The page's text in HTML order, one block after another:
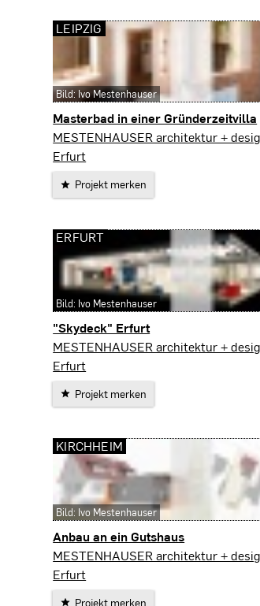
Masterbad in einer Gründerzeitvilla
Leipzig
MESTENHAUSER architektur +
Erfurt
Projekt merken
LEIPZIG
Bild: Ivo Mestenhauser
"Skydeck" Erfurt
Erfurt
MESTENHAUSER architektur +
Erfurt
Projekt merken
ERFURT
Bild: Ivo Mestenhauser
Anbau an ein Gutshaus
Kirchheim
MESTENHAUSER architektur +
Erfurt
Projekt merken
KIRCHHEIM
Bild: Ivo Mestenhauser